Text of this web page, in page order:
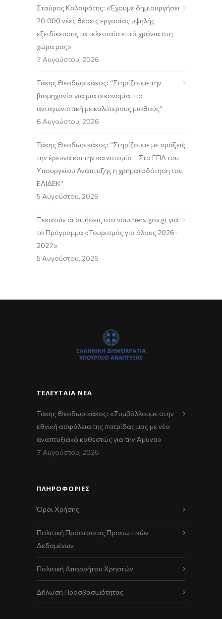
Σταύρος Καλαφάτης: «Έχουμε δημιουργήσει
20.000 νέες θέσεις εργασίας υψηλής
εξειδίκευσης τα τελευταία επτά χρόνια στη
χώρα μας»
7 Αυγούστου, 2026
Τάκης Θεοδωρικάκος: “Στηρίζουμε την
βιομηχανία για μια οικονομία πιο
ανταγωνιστική με καλύτερους μισθούς”
6 Αυγούστου, 2026
Τάκης Θεοδωρικάκος: “Στηρίζουμε με πράξεις
την έρευνα και την καινοτομία – Στο ΕΠΑ του
Υπουργείου Ανάπτυξης η χρηματοδότηση του
ΕΛΙΔΕΚ”
5 Αυγούστου, 2026
Ξεκινούν οι αιτήσεις στο vouchers.gov.gr για
το Πρόγραμμα «Τουρισμός για όλους 2026-
2027»
5 Αυγούστου, 2026
ΤΕΛΕΥΤΑΊΑ ΝΈΑ
Τάκης Θεοδωρικάκος: «Συμβάλλουμε στην
εθνική ασφάλεια της πατρίδας μας με νέο
αναπτυξιακό καθεστώς για την Άμυνα»
7 Αυγούστου, 2026
ΠΛΗΡΟΦΟΡΙΕΣ
Όροι Χρήσης
Πολιτική Προστασίας Προσωπικών
Δεδομένων
Πολιτική Απορρήτου Χρηστών
Δήλωση Προσβασιμότητας